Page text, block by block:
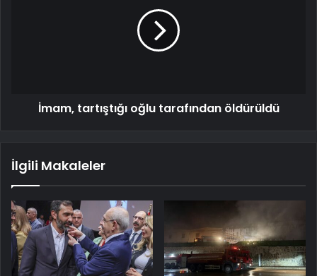
İmam, tartıştığı oğlu tarafından öldürüldü
İlgili Makaleler